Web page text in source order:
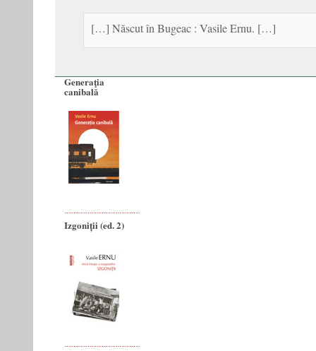
[…] Născut în Bugeac : Vasile Ernu. […]
Generaţia
canibală
Izgoniții (ed. 2)